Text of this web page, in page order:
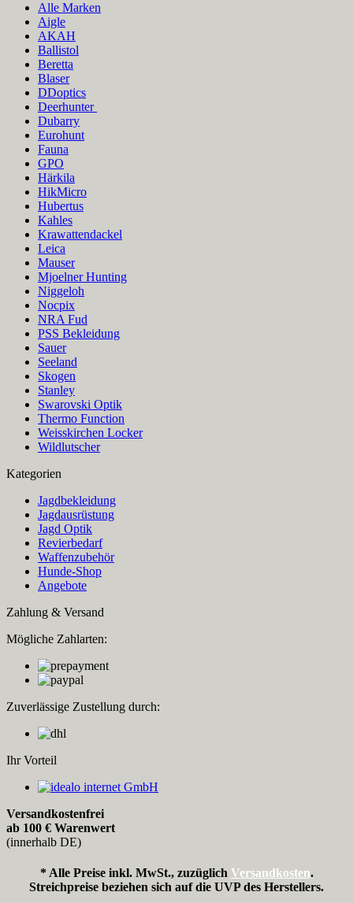
Alle Marken
Aigle
AKAH
Ballistol
Beretta
Blaser
DDoptics
Deerhunter
Dubarry
Eurohunt
Fauna
GPO
Härkila
HikMicro
Hubertus
Kahles
Krawattendackel
Leica
Mauser
Mjoelner Hunting
Niggeloh
Nocpix
NRA Fud
PSS Bekleidung
Sauer
Seeland
Skogen
Stanley
Swarovski Optik
Thermo Function
Weisskirchen Locker
Wildlutscher
Kategorien
Jagdbekleidung
Jagdausrüstung
Jagd Optik
Revierbedarf
Waffenzubehör
Hunde-Shop
Angebote
Zahlung & Versand
Mögliche Zahlarten:
Zuverlässige Zustellung durch:
Ihr Vorteil
Versandkostenfrei
ab 100 € Warenwert
(innerhalb DE)
* Alle Preise inkl. MwSt., zuzüglich Versandkosten.
Streichpreise beziehen sich auf die UVP des Herstellers.